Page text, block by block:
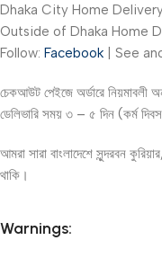
Dhaka City Home
Outside of Dhaka Home
Follow: Facebook | See
চেকআউট পেইজে অর্ডারে নিয়মাবলী
ডেলিভারি সময় ৩ – ৫ দিন (কর্ম
আমরা সারা বাংলাদেশে সুন্দরবন
থাকি।
Warnings: